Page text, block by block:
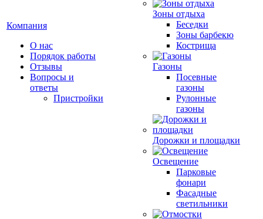
Компания
О нас
Порядок работы
Отзывы
Вопросы и
ответы
Пристройки
Зоны отдыха
Беседки
Зоны барбекю
Кострища
Газоны
Посевные
газоны
Рулонные
газоны
Дорожки и площадки
Освещение
Парковые
фонари
Фасадные
светильники